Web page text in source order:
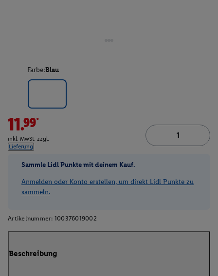
Farbe:Blau
11.99*
inkl. MwSt. zzgl.
Lieferung
Sammle Lidl Punkte mit deinem Kauf.
Anmelden oder Konto erstellen, um direkt Lidl Punkte zu
sammeln.
Artikelnummer: 100376019002
Beschreibung